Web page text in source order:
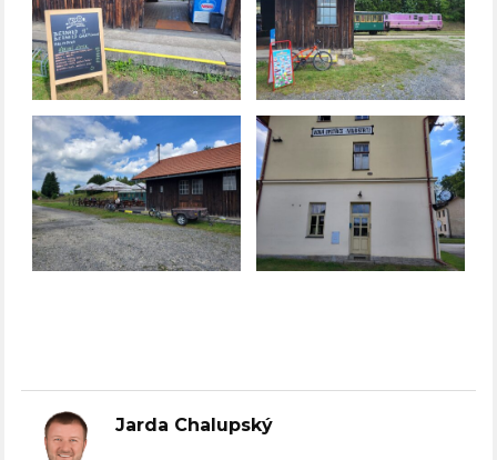
Jarda Chalupský